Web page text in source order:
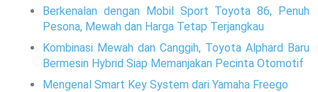
Berkenalan dengan Mobil Sport Toyota 86, Penuh
Pesona, Mewah dan Harga Tetap Terjangkau
Kombinasi Mewah dan Canggih, Toyota Alphard Baru
Bermesin Hybrid Siap Memanjakan Pecinta Otomotif
Mengenal Smart Key System dari Yamaha Freego